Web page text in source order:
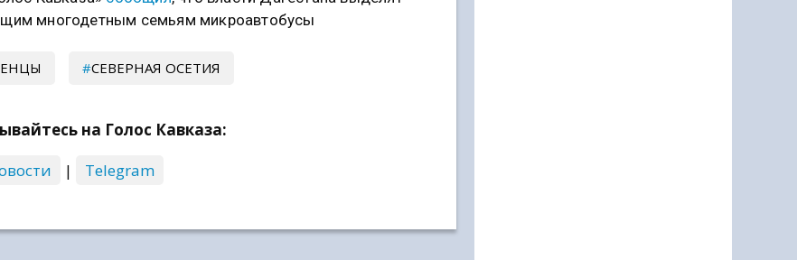
многодетным семьям микроавтобусы
СЕВЕРНАЯ ОСЕТИЯ
на Голос Кавказа:
| Telegram